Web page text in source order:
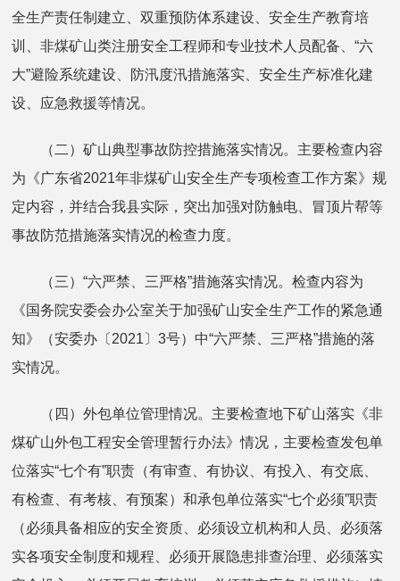
全生产责任制建立、双重预防体系建设、安全生产教育培
训、非煤矿山类注册安全工程师和专业技术人员配备、“六
大”避险系统建设、防汛度汛措施落实、安全生产标准化建
设、应急救援等情况。
（二）矿山典型事故防控措施落实情况。主要检查内容
为《广东省2021年非煤矿山安全生产专项检查工作方案》规
定内容，并结合我县实际，突出加强对防触电、冒顶片帮等
事故防范措施落实情况的检查力度。
（三）“六严禁、三严格”措施落实情况。检查内容为
《国务院安委会办公室关于加强矿山安全生产工作的紧急通
知》（安委办〔2021〕3号）中“六严禁、三严格”措施的落
实情况。
（四）外包单位管理情况。主要检查地下矿山落实《非
煤矿山外包工程安全管理暂行办法》情况，主要检查发包单
位落实“七个有”职责（有审查、有协议、有投入、有交底、
有检查、有考核、有预案）和承包单位落实“七个必须”职责
（必须具备相应的安全资质、必须设立机构和人员、必须落
实各项安全制度和规程、必须开展隐患排查治理、必须落实